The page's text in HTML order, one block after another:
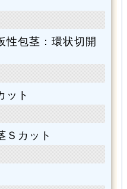
性包茎：環状切開
ット
Ｓカット